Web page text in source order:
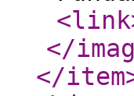
<link
</
</item